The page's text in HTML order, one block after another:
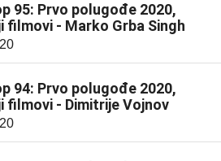
95: Prvo polugođe 2020,
filmovi - Marko Grba Singh
94: Prvo polugođe 2020,
filmovi - Dimitrije Vojnov